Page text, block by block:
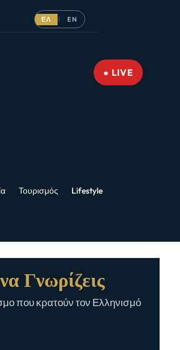
ΕΛ | EN
● LIVE
Τουρισμός Lifestyle
Γνωρίζεις
που κρατούν τον Ελληνισμό